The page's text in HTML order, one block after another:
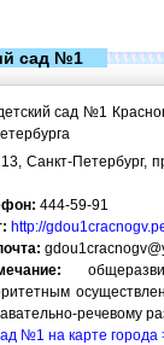
сад №1
сад №1
Санкт-Петербург,
444-59-91
http://
речевому
№1 на карте города